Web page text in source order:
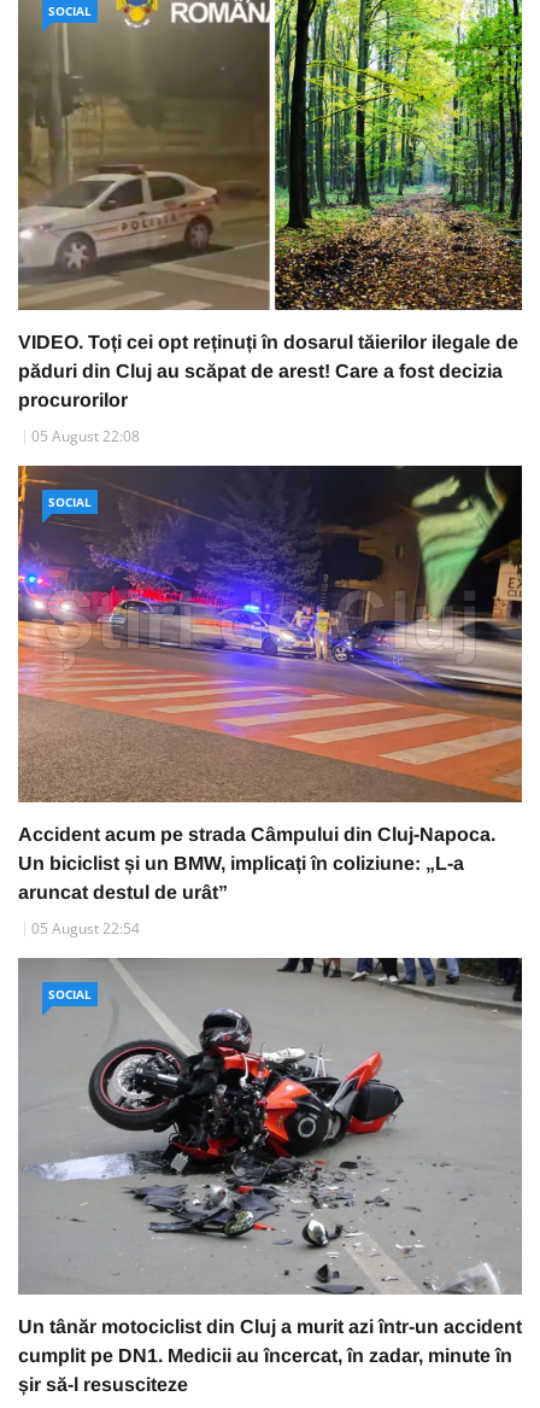
SOCIAL
VIDEO. Toți cei opt reținuți în dosarul tăierilor ilegale de
păduri din Cluj au scăpat de arest! Care a fost decizia
procurorilor
05 August 22:08
SOCIAL
Accident acum pe strada Câmpului din Cluj-Napoca.
Un biciclist și un BMW, implicați în coliziune: „L-a
aruncat destul de urât”
05 August 22:54
SOCIAL
Un tânăr motociclist din Cluj a murit azi într-un accident
cumplit pe DN1. Medicii au încercat, în zadar, minute în
șir să-l resusciteze